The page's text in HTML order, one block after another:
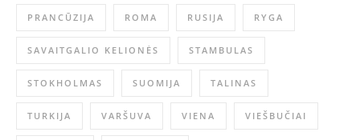
PRANCŪZIJA ROMA RUSIJA RYGA
SAVAITGALIO KELIONĖS STAMBULAS
STOKHOLMAS SUOMIJA TALINAS
TURKIJA VARŠUVA VIENA VIEŠBUČIAI